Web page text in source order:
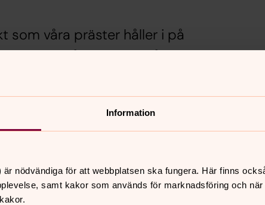
Information
nödvändiga för att webbplatsen ska fungera. Här finns
samt kakor som används för marknadsföring och
som våra präster håller i på
som våra präster håller